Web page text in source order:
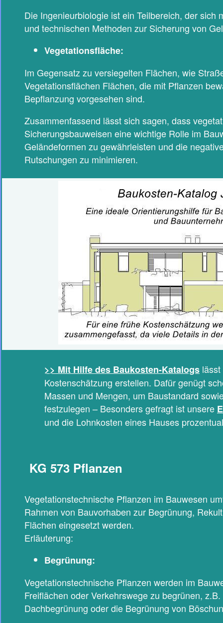
Die Ingenieurbiologie ist ein Teilbereich, der sich
und technischen Methoden zur Sicherung von
Vegetationsfläche:
Im Gegensatz zu versiegelten Flächen, wie
Vegetationsflächen Flächen, die mit Pflanzen
Bepflanzung vorgesehen sind.
Zusammenfassend lässt sich sagen, dass
Sicherungsbauweisen eine wichtige Rolle im
Geländeformen zu gewährleisten und die
Rutschungen zu minimieren.
>> Mit Hilfe des Baukosten-Katalogs
Kostenschätzung erstellen. Dafür genügt
Massen und Mengen, um Baustandard
festzulegen – Besonders gefragt ist unsere
und die Lohnkosten eines Hauses
KG 573 Pflanzen
Vegetationstechnische Pflanzen im Bauwesen
Rahmen von Bauvorhaben zur Begrünung,
Flächen eingesetzt werden.
Erläuterung:
Begrünung:
Vegetationstechnische Pflanzen werden im
Freiflächen oder Verkehrswege zu begrünen,
Dachbegrünung oder die Begrünung von